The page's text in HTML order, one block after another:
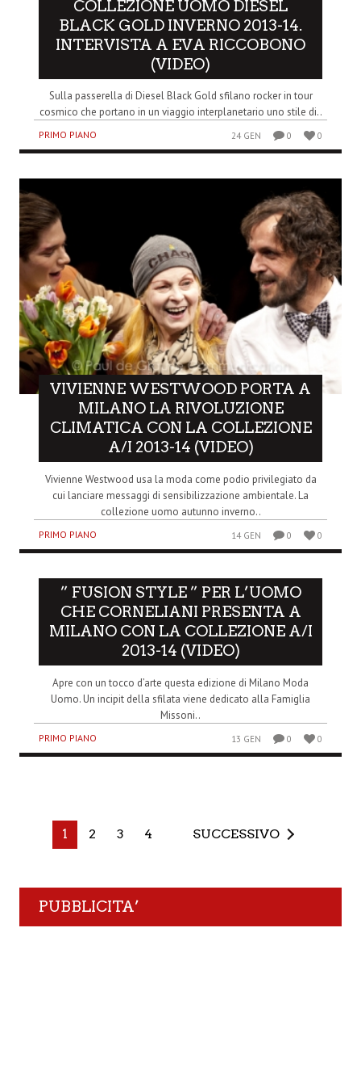
COLLEZIONE UOMO DIESEL
BLACK GOLD INVERNO 2013-14.
INTERVISTA A EVA RICCOBONO
(VIDEO)
Sulla passerella di Diesel Black Gold sfilano rocker in tour
cosmico che portano in un viaggio interplanetario uno stile di..
PRIMO PIANO 24 GEN 0 0
VIVIENNE WESTWOOD PORTA A
MILANO LA RIVOLUZIONE
CLIMATICA CON LA COLLEZIONE
A/I 2013-14 (VIDEO)
Vivienne Westwood usa la moda come podio privilegiato da
cui lanciare messaggi di sensibilizzazione ambientale. La
collezione uomo autunno inverno..
PRIMO PIANO 14 GEN 0 0
” FUSION STYLE ” PER L’UOMO
CHE CORNELIANI PRESENTA A
MILANO CON LA COLLEZIONE A/I
2013-14 (VIDEO)
Apre con un tocco d’arte questa edizione di Milano Moda
Uomo. Un incipit della sfilata viene dedicato alla Famiglia
Missoni..
PRIMO PIANO 13 GEN 0 0
1 2 3 4 SUCCESSIVO
PUBBLICITA’